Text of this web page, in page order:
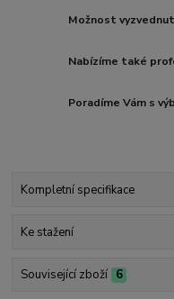
Možnost
Nabízíme také
Poradíme Vám s
Kompletní specifikace
Ke stažení
Související zboží 6